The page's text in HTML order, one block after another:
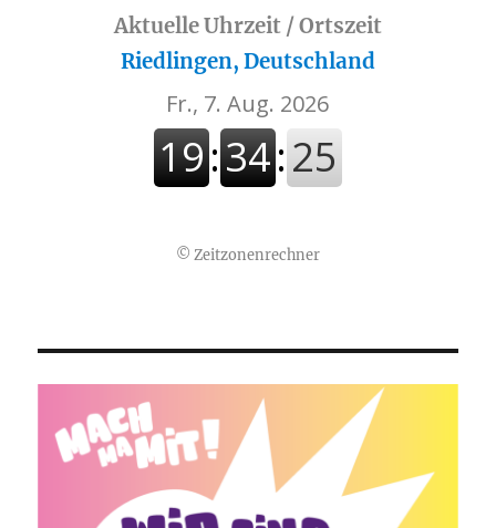
Aktuelle Uhrzeit / Ortszeit
Riedlingen, Deutschland
© Zeitzonenrechner